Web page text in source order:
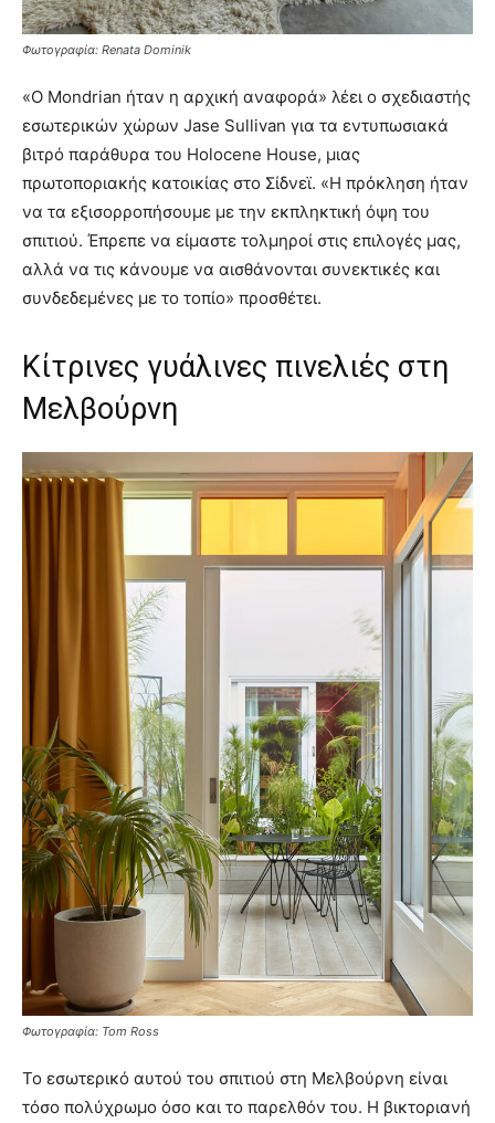
Φωτογραφία: Renata Dominik
«Ο Mondrian ήταν η αρχική αναφορά» λέει ο σχεδιαστής
εσωτερικών χώρων Jase Sullivan για τα εντυπωσιακά
βιτρό παράθυρα του Holocene House, μιας
πρωτοποριακής κατοικίας στο Σίδνεϊ. «Η πρόκληση ήταν
να τα εξισορροπήσουμε με την εκπληκτική όψη του
σπιτιού. Έπρεπε να είμαστε τολμηροί στις επιλογές μας,
αλλά να τις κάνουμε να αισθάνονται συνεκτικές και
συνδεδεμένες με το τοπίο» προσθέτει.
Κίτρινες γυάλινες πινελιές στη
Μελβούρνη
Φωτογραφία: Tom Ross
Το εσωτερικό αυτού του σπιτιού στη Μελβούρνη είναι
τόσο πολύχρωμο όσο και το παρελθόν του. Η βικτοριανή